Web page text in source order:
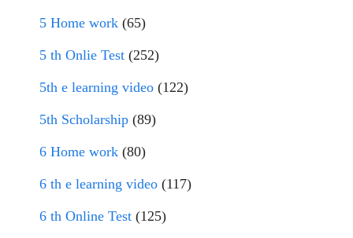
5 Home work (65)
5 th Onlie Test (252)
5th e learning video (122)
5th Scholarship (89)
6 Home work (80)
6 th e learning video (117)
6 th Online Test (125)